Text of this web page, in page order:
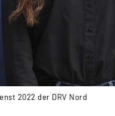
2022 der DRV Nord